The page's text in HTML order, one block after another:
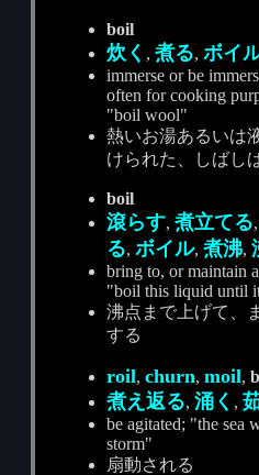
boil
炊く ,煮る,ボイ
immerse or be
often for cooking
"boil wool"
熱いお湯あるいは
けられた、しばし
boil
滾らす,煮立てる
る,ボイル,煮沸,
bring to, or maintain
"boil this liquid until
沸点まで上げて、
する
roil,churn,moil,
煮え返る,涌く ,
be agitated; "the sea
storm"
扇動される